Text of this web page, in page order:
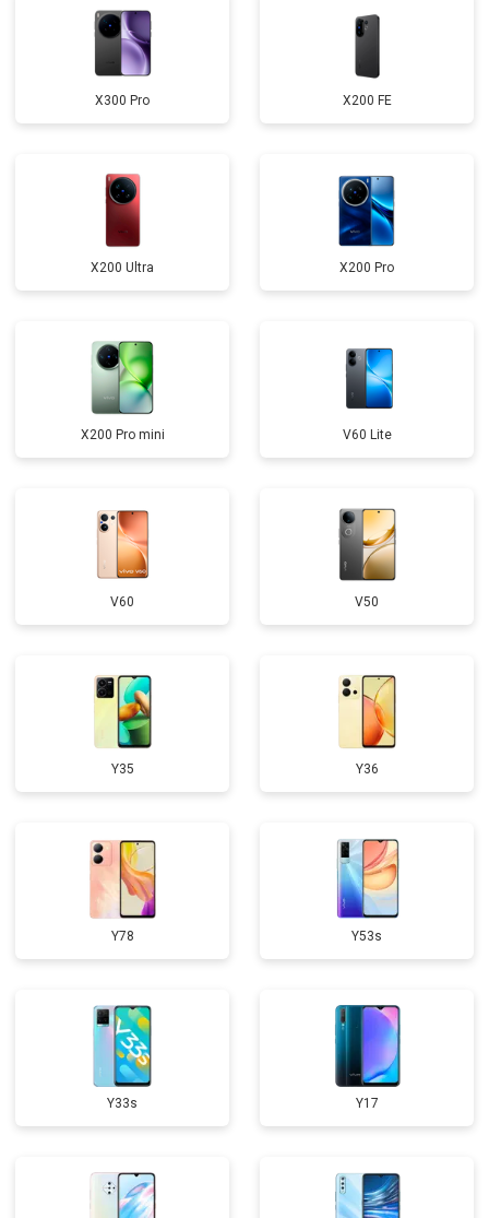
X300 Pro X200 FE
X200 Ultra X200 Pro
X200 Pro mini V60 Lite
V60 V50
Y35 Y36
Y78 Y53s
Y33s Y17